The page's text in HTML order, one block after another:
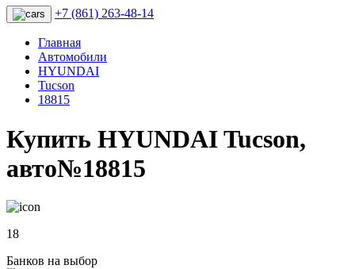
+7 (861) 263-48-14
Главная
Автомобили
HYUNDAI
Tucson
18815
Купить HYUNDAI Tucson,
авто№18815
18
Банков на выбор